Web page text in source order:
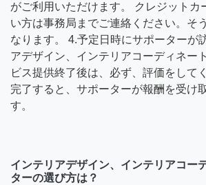
がご利用いただけます。 クレジットカ
い方は事務局までご連絡ください。そ
なります。 4.予定日時にサポーターが
アデザイン、インテリアコーディネー
ビス提供終了後は、必ず、評価をして
完了すると、サポーターが報酬を受け
す。
インテリアデザイン、インテリアコー
ターの選び方は？